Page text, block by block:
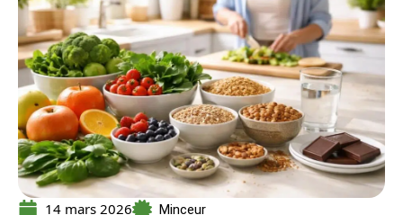
14 mars 2026 Minceur